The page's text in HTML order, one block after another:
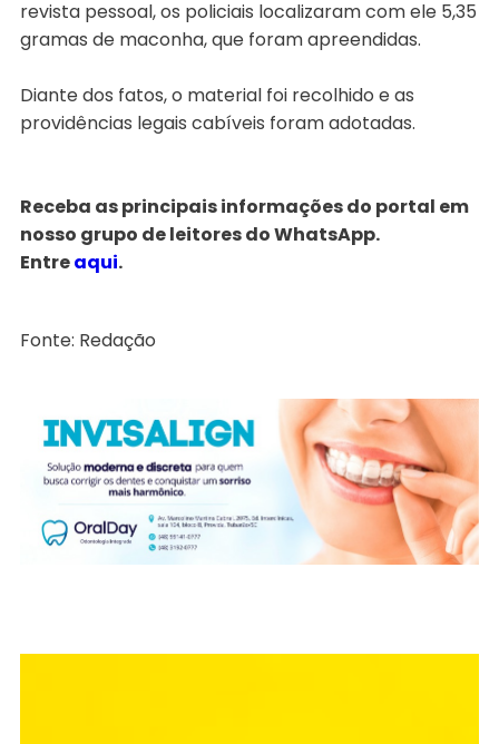
revista pessoal, os policiais localizaram com ele 5,35
gramas de maconha, que foram apreendidas.
Diante dos fatos, o material foi recolhido e as
providências legais cabíveis foram adotadas.
Receba as principais informações do portal em
nosso grupo de leitores do WhatsApp.
Entreaqui.
Fonte: Redação